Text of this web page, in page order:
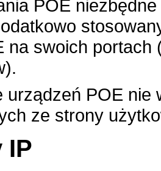
POE
na swoich
urządzeń POE
ze strony
IP